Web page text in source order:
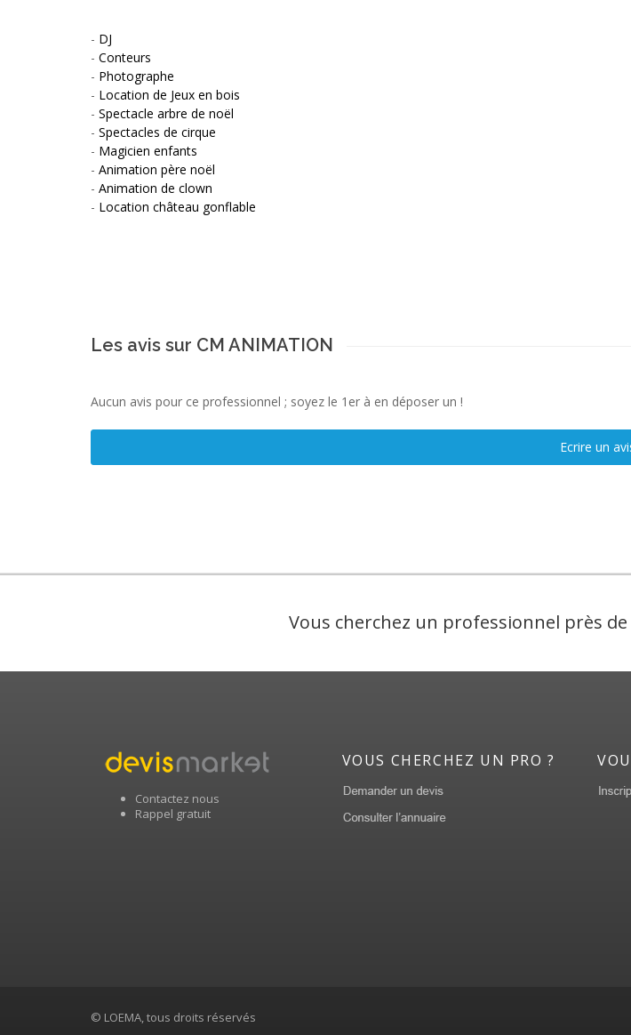
- DJ
- Conteurs
- Photographe
- Location de Jeux en bois
- Spectacle arbre de noël
- Spectacles de cirque
- Magicien enfants
- Animation père noël
- Animation de clown
- Location château gonflable
Les avis sur CM ANIMATION
Aucun avis pour ce professionnel ; soyez le 1er à en déposer un !
Ecrire un
Vous cherchez un professionnel près de
Contactez nous
Rappel gratuit
VOUS CHERCHEZ UN PRO ?
© LOEMA, tous droits réservés